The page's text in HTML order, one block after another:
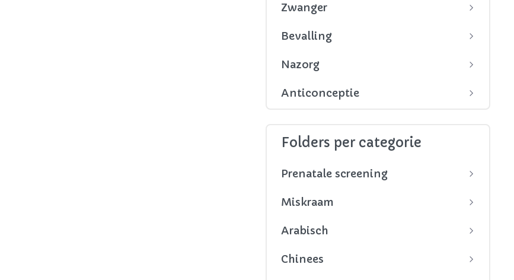
Zwanger
Bevalling
Nazorg
Anticonceptie
Folders per categorie
Prenatale screening
Miskraam
Arabisch
Chinees